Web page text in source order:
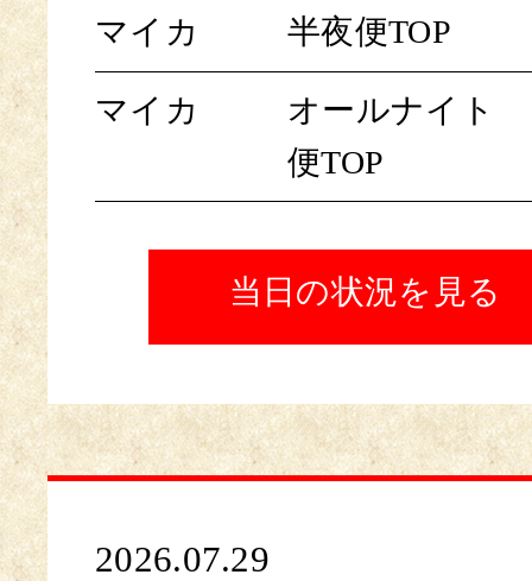
マイカ 半夜便TOP
マイカ
オールナイト
便TOP
当日の状況を見る
2026.07.29